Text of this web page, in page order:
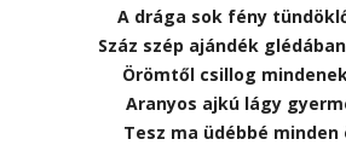
A drága sok fény
Száz szép ajándék
Örömtől csillog
Aranyos ajkú lágy
Tesz ma üdébbé minden